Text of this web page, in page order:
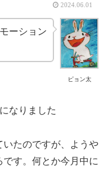
2024.06.01
ピョン太
ーション
なりました
たのですが、ようや
す。何とか今月中に